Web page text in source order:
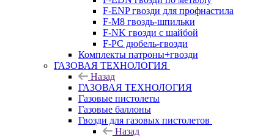
F-ENP гвозди для профнастила
F-M8 гвоздь-шпильки
F-NK гвозди с шайбой
F-PC дюбель-гвозди
Комплекты патроны+гвозди
ГАЗОВАЯ ТЕХНОЛОГИЯ
Назад
ГАЗОВАЯ ТЕХНОЛОГИЯ
Газовые пистолеты
Газовые баллоны
Гвозди для газовых пистолетов
Назад